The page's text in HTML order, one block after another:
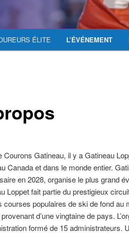
ÉLITE L’ÉVÉNEMENT
Courons Gatineau, il y a Gatineau
Canada et dans le monde entier.
en 2028, organise le plus grand
Loppet fait partie du prestigieux
courses populaires de ski de fond au
d’une vingtaine de pays.
formé de 15 administrateurs.